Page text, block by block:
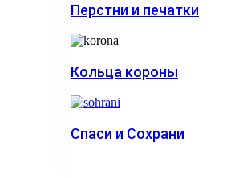
Перстни и печатки
Кольца короны
Спаси и Сохрани